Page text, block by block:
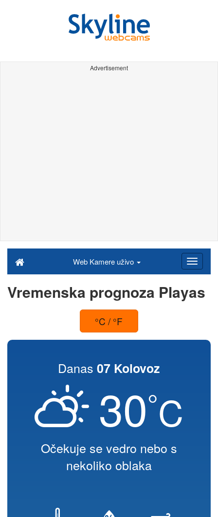
Advertisement
Web Kamere uživo
Vremenska prognoza Playas
°C / °F
Danas 07 Kolovoz
30°C
Očekuje se vedro nebo s
nekoliko oblaka